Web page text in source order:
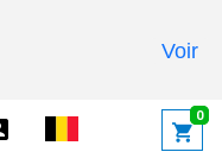
Voir
0